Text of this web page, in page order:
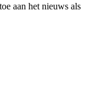
aan het nieuws als